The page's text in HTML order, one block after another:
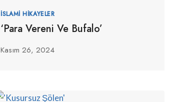
İSLAMI HIKAYELER
‘Para Vereni Ve Bufalo’
Kasım 26, 2024